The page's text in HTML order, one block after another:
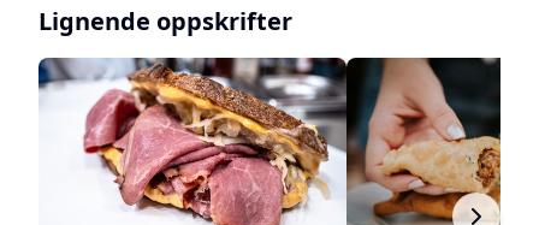
Lignende oppskrifter